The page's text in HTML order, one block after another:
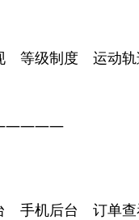
等级制度 运动
手机后台 订单